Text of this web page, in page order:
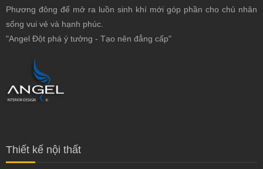
Phương đông để mở ra luồn sinh khí mới góp phần cho chủ nhân
sống vui vẻ và hạnh phúc.
"Angel Đột phá ý tưởng - Tạo nên đẳng cấp"
Thiết kế nội thất